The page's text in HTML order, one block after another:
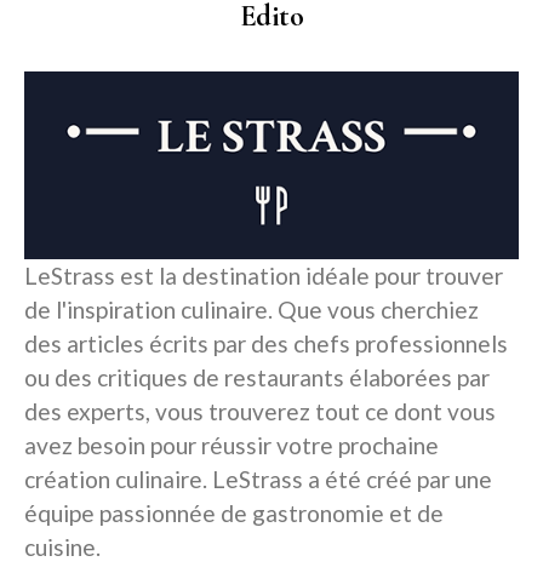
Edito
LeStrass est la destination idéale pour trouver
de l'inspiration culinaire. Que vous cherchiez
des articles écrits par des chefs professionnels
ou des critiques de restaurants élaborées par
des experts, vous trouverez tout ce dont vous
avez besoin pour réussir votre prochaine
création culinaire. LeStrass a été créé par une
équipe passionnée de gastronomie et de
cuisine.